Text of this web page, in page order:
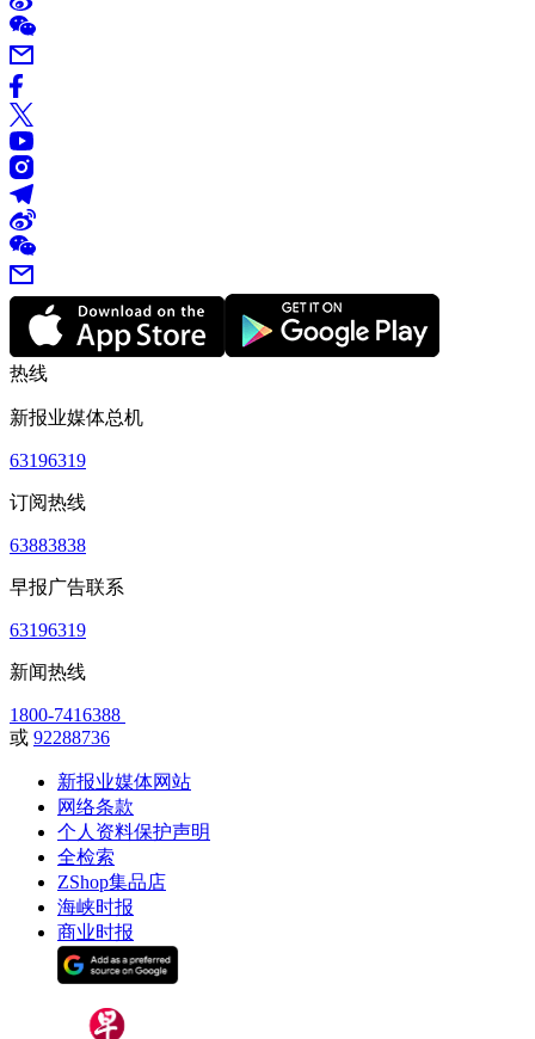
热线
新报业媒体总机
63196319
订阅热线
63883838
早报广告联系
63196319
新闻热线
1800-7416388
或 92288736
新报业媒体网站
网络条款
个人资料保护声明
全检索
ZShop集品店
海峡时报
商业时报